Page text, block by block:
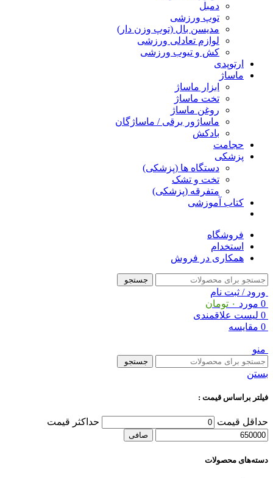
دمبل
توپ ورزشی
مدیسن بال (توپ وزن دار)
لوازم تعادلی ورزشی
کش و تیوب ورزشی
ارتوپدی
ماساژ
ابزار ماساژ
تخت ماساژ
روغن ماساژ
ماساژور برقی / ماساژگان
بادکش
حجامت
پزشکی
دستگاه ها (پزشکی)
تخت و تشک
متفرقه (پزشکی)
کتاب آموزشی
فروشگاه
استخدام
همکاری در فروش
جستجو
ورود / ثبت نام
0 مورد ۰ تومان
0 لیست علاقمندی
0 مقایسه
منو
جستجو
بستن
فیلتر براساس قیمت :
حداقل قیمت حداكثر قيمت
صافی
دسته‌های محصولات